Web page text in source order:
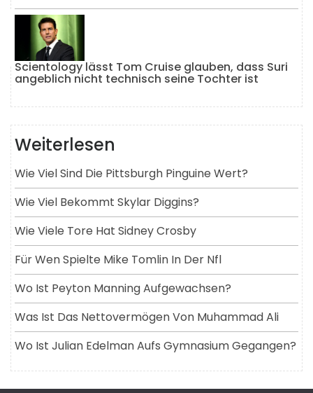
Scientology lässt Tom Cruise glauben, dass Suri
angeblich nicht technisch seine Tochter ist
Weiterlesen
Wie Viel Sind Die Pittsburgh Pinguine Wert?
Wie Viel Bekommt Skylar Diggins?
Wie Viele Tore Hat Sidney Crosby
Für Wen Spielte Mike Tomlin In Der Nfl
Wo Ist Peyton Manning Aufgewachsen?
Was Ist Das Nettovermögen Von Muhammad Ali
Wo Ist Julian Edelman Aufs Gymnasium Gegangen?